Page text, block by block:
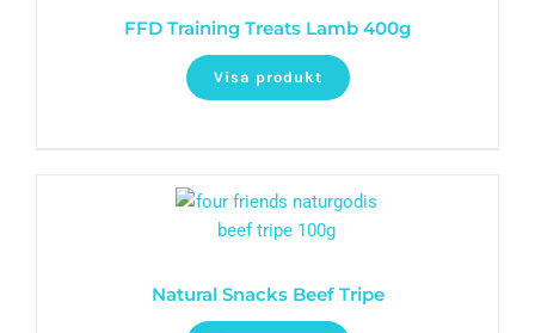
FFD Training Treats Lamb 400g
Visa produkt
Natural Snacks Beef Tripe